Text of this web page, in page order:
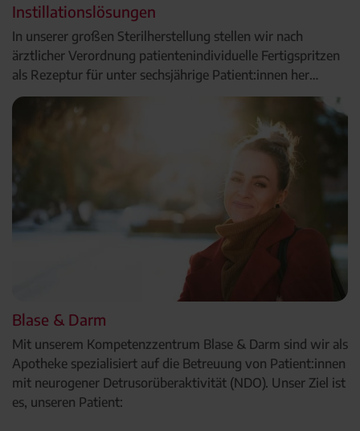
Instillationslösungen
In unserer großen Sterilherstellung stellen wir nach
ärztlicher Verordnung patientenindividuelle Fertigspritzen
als Rezeptur für unter sechsjährige Patient:innen her…
Blase & Darm
Mit unserem Kompetenzzentrum Blase & Darm sind wir als
Apotheke spezialisiert auf die Betreuung von Patient:innen
mit neurogener Detrusorüberaktivität (NDO). Unser Ziel ist
es, unseren Patient: